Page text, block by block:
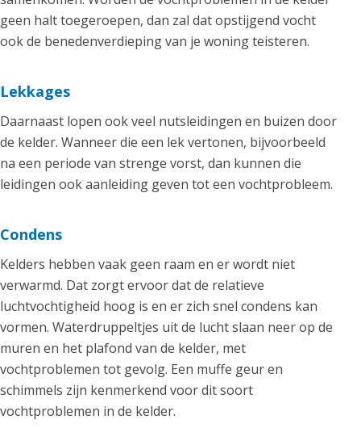
geen halt toegeroepen, dan zal dat opstijgend vocht
ook de benedenverdieping van je woning teisteren.
Lekkages
Daarnaast lopen ook veel nutsleidingen en buizen door
de kelder. Wanneer die een lek vertonen, bijvoorbeeld
na een periode van strenge vorst, dan kunnen die
leidingen ook aanleiding geven tot een vochtprobleem.
Condens
Kelders hebben vaak geen raam en er wordt niet
verwarmd. Dat zorgt ervoor dat de relatieve
luchtvochtigheid hoog is en er zich snel condens kan
vormen. Waterdruppeltjes uit de lucht slaan neer op de
muren en het plafond van de kelder, met
vochtproblemen tot gevolg. Een muffe geur en
schimmels zijn kenmerkend voor dit soort
vochtproblemen in de kelder.